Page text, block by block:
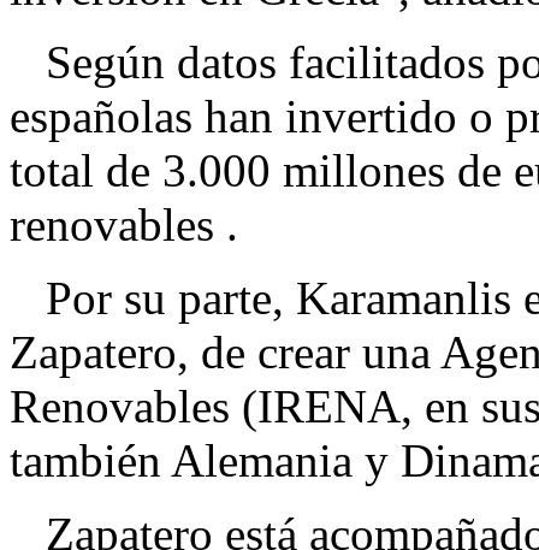
Según datos facilitados
españolas han invertido o
total de 3.000 millones de
renovables .
Por su parte, Karamanlis
Zapatero, de crear una
Renovables (IRENA, en
también Alemania y
Zapatero está